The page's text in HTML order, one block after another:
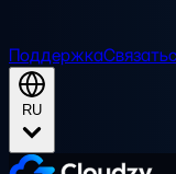
Поддержка
RU